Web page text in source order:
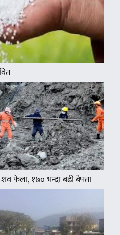
फेला, १७० भन्दा बढी बेपत्ता